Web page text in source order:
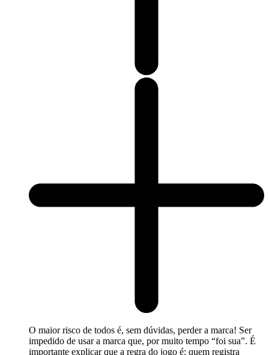
O maior risco de todos é, sem dúvidas, perder a marca! Ser
impedido de usar a marca que, por muito tempo “foi sua”. É
importante explicar que a regra do jogo é: quem registra